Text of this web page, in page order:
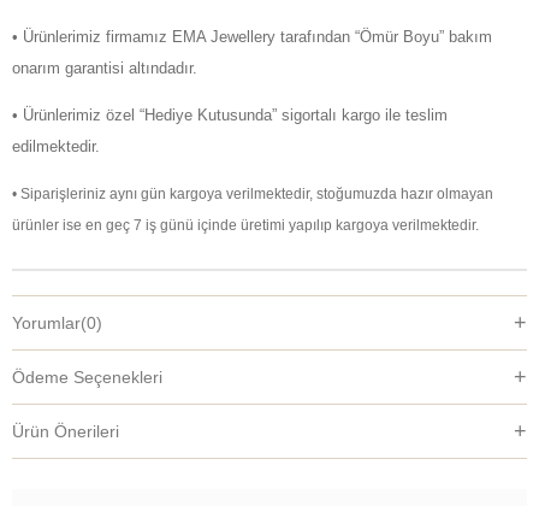
• Ürünlerimiz firmamız EMA Jewellery tarafından “Ömür Boyu” bakım
onarım garantisi altındadır.
• Ürünlerimiz özel “Hediye Kutusunda” sigortalı kargo ile teslim
edilmektedir.
• Siparişleriniz aynı gün kargoya verilmektedir, stoğumuzda hazır olmayan
ürünler ise en geç 7 iş günü içinde üretimi yapılıp kargoya verilmektedir.
Yorumlar(0)
Ödeme Seçenekleri
Ürün Önerileri